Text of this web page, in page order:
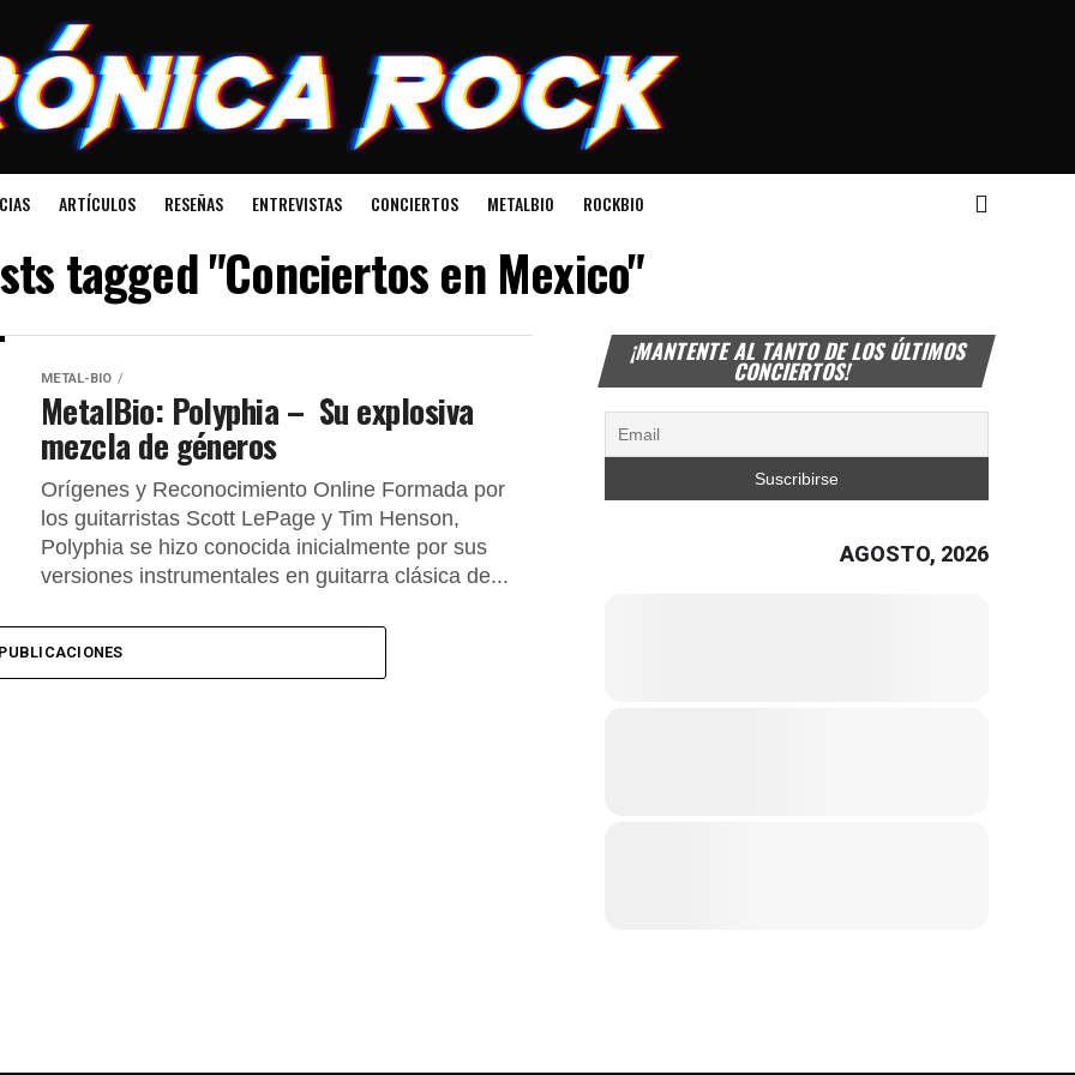
ARTÍCULOS RESEÑAS ENTREVISTAS CONCIERTOS METALBIO ROCKBIO
tagged "Conciertos en Mexico"
METAL-BIO
MetalBio: Polyphia – Su explosiva
mezcla de géneros
Orígenes y Reconocimiento Online Formada por
los guitarristas Scott LePage y Tim Henson,
Polyphia se hizo conocida inicialmente por sus
versiones instrumentales en guitarra clásica de...
¡MANTENTE AL TANTO DE LOS ÚLTIMOS
CONCIERTOS!
AGOSTO, 2026